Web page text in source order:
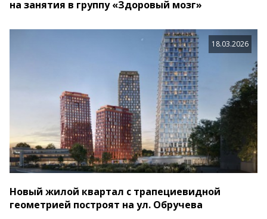
на занятия в группу «Здоровый мозг»
18.03.2026
Новый жилой квартал с трапециевидной
геометрией построят на ул. Обручева